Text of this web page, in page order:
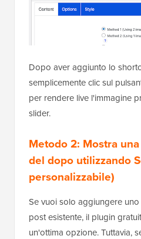
Dopo aver aggiunto lo
semplicemente clic sul
per rendere live l'immagine
slider.
Metodo 2: Mostra
del dopo utilizzando
personalizzabile)
Se vuoi solo aggiungere
post esistente, il plugin
un'ottima opzione. Tuttavia,